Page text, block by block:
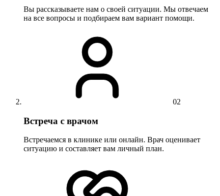
Вы рассказываете нам о своей ситуации. Мы отвечаем
на все вопросы и подбираем вам вариант помощи.
02
Встреча с врачом
Встречаемся в клинике или онлайн. Врач оценивает
ситуацию и составляет вам личный план.